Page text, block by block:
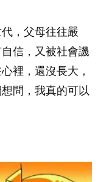
，父母往往嚴
信，又被社會譏
裡，還沒長大，
問，我真的可以